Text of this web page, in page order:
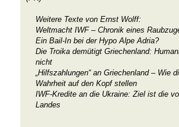
Weitere Texte von Ernst Wolff:
Weltmacht IWF – Chronik eines
Ein Bail-In bei der Hypo Alpe Adria?
Die Troika demütigt Griechenland:
nicht
„Hilfszahlungen“ an Griechenland – Wie
Wahrheit auf den Kopf stellen
IWF-Kredite an die Ukraine: Ziel ist die
Landes